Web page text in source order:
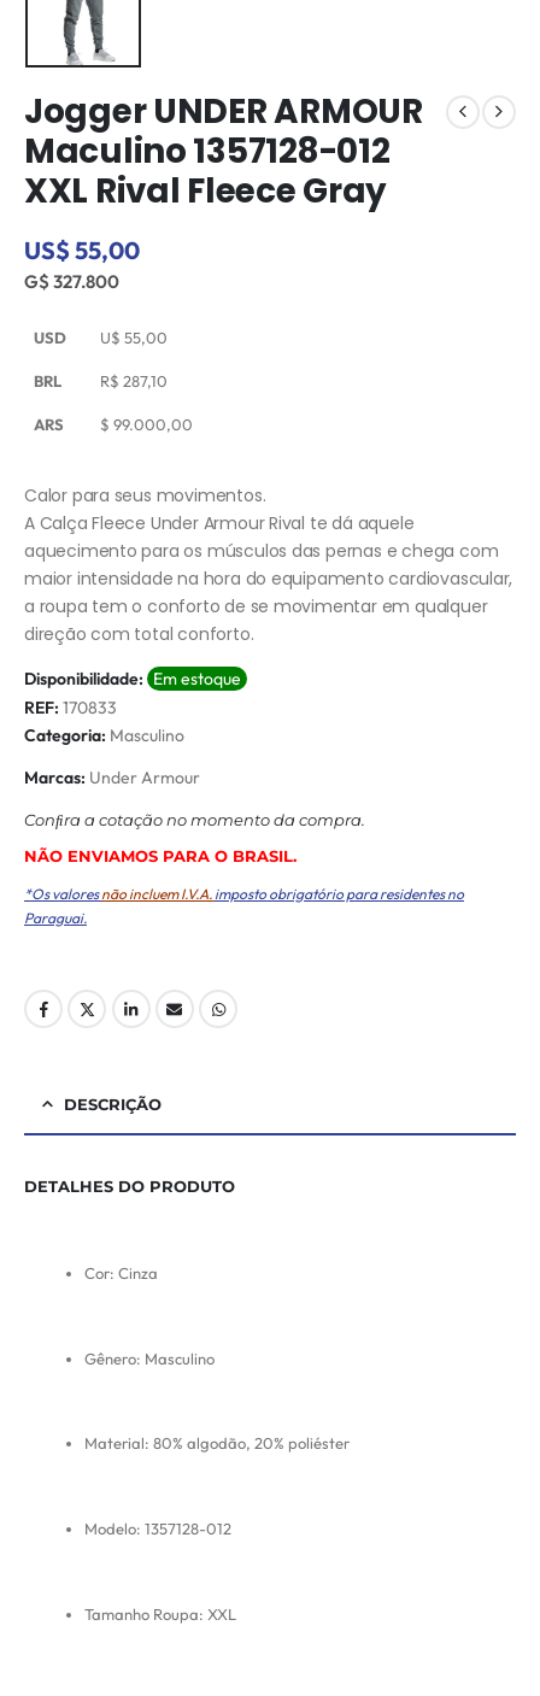
Jogger UNDER ARMOUR
Maculino 1357128-012
XXL Rival Fleece Gray
US$ 55,00
G$ 327.800
USD U$ 55,00
BRL R$ 287,10
ARS $ 99.000,00
Calor para seus movimentos.
A Calça Fleece Under Armour Rival te dá aquele
aquecimento para os músculos das pernas e chega com
maior intensidade na hora do equipamento cardiovascular,
a roupa tem o conforto de se movimentar em qualquer
direção com total conforto.
Disponibilidade: Em estoque
REF: 170833
Categoria: Masculino
Marcas: Under Armour
Conﬁra a cotação no momento da compra.
NÃO ENVIAMOS PARA O BRASIL.
*Os valoresnão incluem I.V.A. imposto obrigatório para residentes no
Paraguai.
DESCRIÇÃO
DETALHES DO PRODUTO
Cor: Cinza
Gênero: Masculino
Material: 80% algodão, 20% poliéster
Modelo: 1357128-012
Tamanho Roupa: XXL